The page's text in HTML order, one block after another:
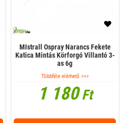
MIstrall Ospray Narancs Fekete
Katica Mintás Körforgó Villantó 3-
as 6g
Többféle elérhető >>>
1 180Ft